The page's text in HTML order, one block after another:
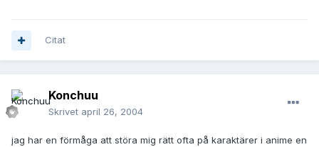
Citat
Konchuu
Skrivet april 26, 2004
jag har en förmåga att störa mig rätt ofta på karaktärer i anime en